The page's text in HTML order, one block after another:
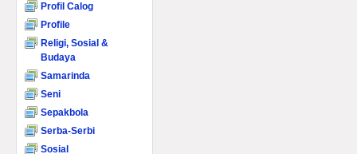
Profil Calog
Profile
Religi, Sosial &
Budaya
Samarinda
Seni
Sepakbola
Serba-Serbi
Sosial